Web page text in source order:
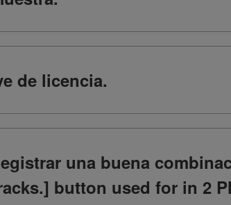
de licencia.
una buena
button used for in 2